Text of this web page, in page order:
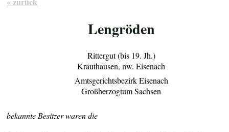
Lengröden
Rittergut (bis 19. Jh.)
Krauthausen, nw. Eisenach
Amtsgerichtsbezirk Eisenach
Großherzogtum Sachsen
bekannte Besitzer waren die